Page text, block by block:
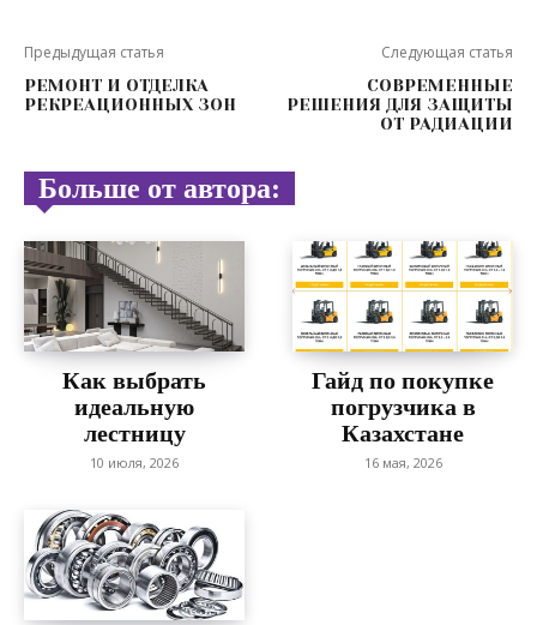
Предыдущая статья
РЕМОНТ И ОТДЕЛКА
РЕКРЕАЦИОННЫХ ЗОН
Следующая статья
СОВРЕМЕННЫЕ
РЕШЕНИЯ ДЛЯ ЗАЩИТЫ
ОТ РАДИАЦИИ
Больше от автора:
Как выбрать
идеальную
лестницу
10 июля, 2026
Гайд по покупке
погрузчика в
Казахстане
16 мая, 2026